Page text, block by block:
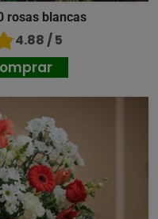
rosas blancas
4.88 / 5